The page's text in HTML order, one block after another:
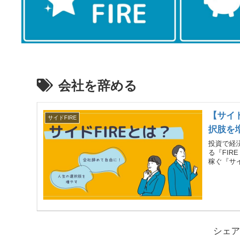
会社を辞める
サイドFIRE
【サ
択肢を
投資で経
る『
稼ぐ『サ
シェ